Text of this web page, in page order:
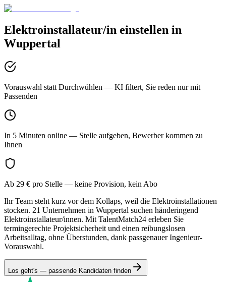
Elektroinstallateur/in einstellen in
Wuppertal
Vorauswahl statt Durchwühlen — KI filtert, Sie reden nur mit
Passenden
In 5 Minuten online — Stelle aufgeben, Bewerber kommen zu
Ihnen
Ab 29 € pro Stelle — keine Provision, kein Abo
Ihr Team steht kurz vor dem Kollaps, weil die Elektroinstallationen
stocken. 21 Unternehmen in Wuppertal suchen händeringend
Elektroinstallateur/innen. Mit TalentMatch24 erleben Sie
termingerechte Projektsicherheit und einen reibungslosen
Arbeitsalltag, ohne Überstunden, dank passgenauer Ingenieur-
Vorauswahl.
Los geht's — passende Kandidaten finden